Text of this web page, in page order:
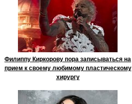
Филиппу Киркорову пора записываться на
прием к своему любимому пластическому
хирургу